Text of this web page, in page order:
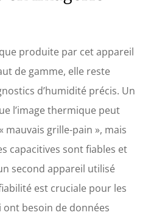
produite par cet appareil
de gamme, elle reste
d’humidité précis. Un
l’image thermique peut
mauvais grille-pain », mais
capacitives sont fiables et
second appareil utilisé
est cruciale pour les
besoin de données